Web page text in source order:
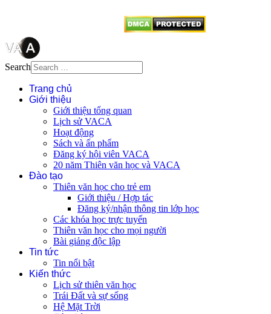
Search
Trang chủ
Giới thiệu
Giới thiệu tổng quan
Lịch sử VACA
Hoạt động
Sách và ấn phẩm
Đăng ký hội viên VACA
20 năm Thiên văn học và VACA
Đào tạo
Thiên văn học cho trẻ em
Giới thiệu / Hợp tác
Đăng ký/nhận thông tin lớp học
Các khóa học trực tuyến
Thiên văn học cho mọi người
Bài giảng độc lập
Tin tức
Tin nổi bật
Kiến thức
Lịch sử thiên văn học
Trái Đất và sự sống
Hệ Mặt Trời